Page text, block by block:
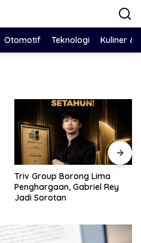
Otomotif Teknologi Kuliner &
Borong Lima
Gabriel Rey
Nasim
Redam